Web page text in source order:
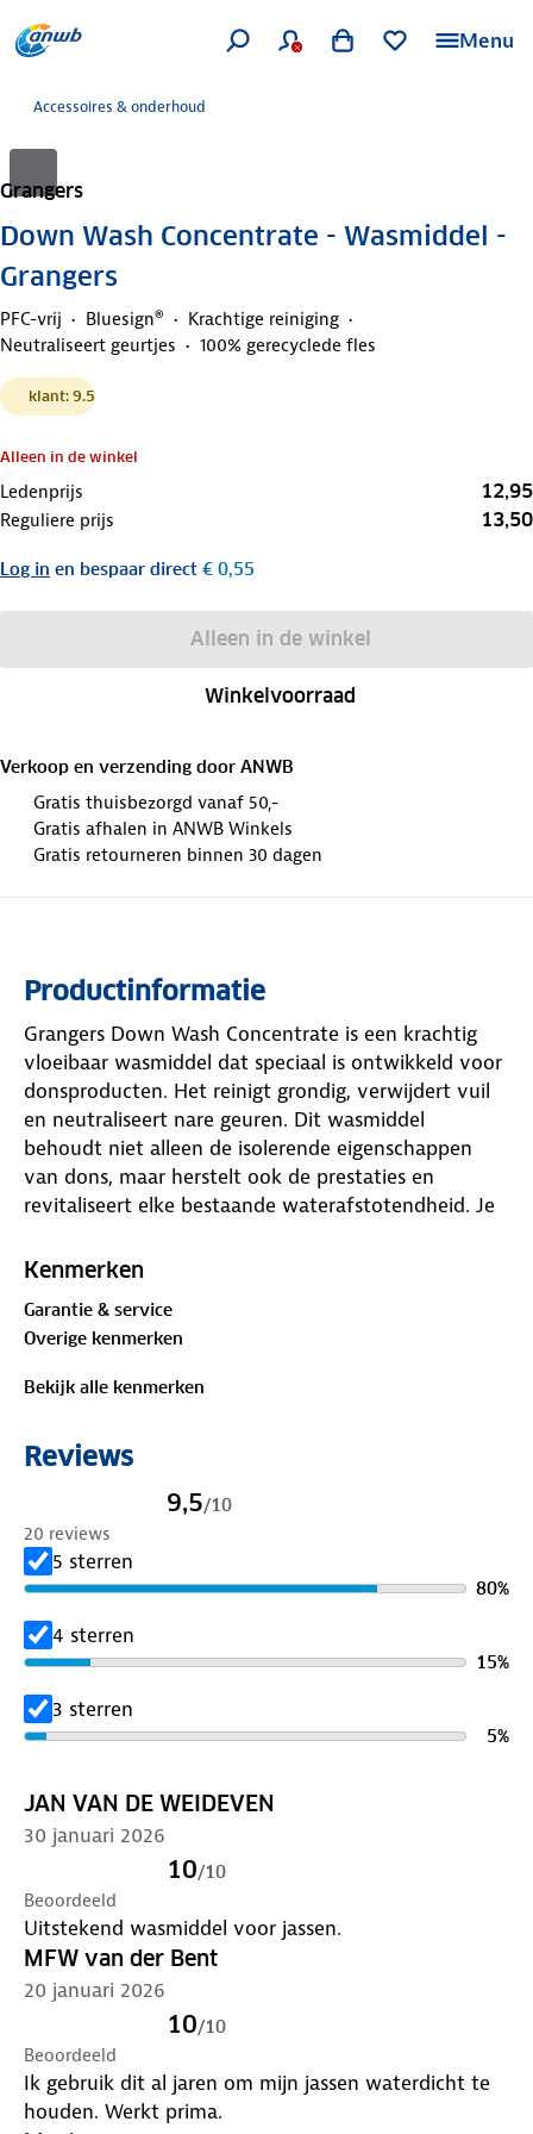
Menu
Accessoires & onderhoud
Grangers
Down Wash Concentrate - Wasmiddel -
Grangers
PFC-vrij Bluesign®
Krachtige reiniging
Neutraliseert geurtjes
100% gerecyclede fles
klant: 9.5
Alleen in de winkel
Ledenprijs 12,95
Reguliere prijs 13,50
Log in en bespaar direct € 0,55
Alleen in de winkel
Winkelvoorraad
Verkoop en verzending door ANWB
Gratis thuisbezorgd vanaf 50,-
Gratis afhalen in ANWB Winkels
Gratis retourneren binnen 30 dagen
Productinformatie
Grangers Down Wash Concentrate is een krachtig
vloeibaar wasmiddel dat speciaal is ontwikkeld voor
donsproducten. Het reinigt grondig, verwijdert vuil
en neutraliseert nare geuren. Dit wasmiddel
behoudt niet alleen de isolerende eigenschappen
van dons, maar herstelt ook de prestaties en
revitaliseert elke bestaande waterafstotendheid. Je
blijven maximaal ademend.
Down Wash laat geen residu achter en werkt net zo
effectief in hard als in zacht water. Het helpt de
zolder van het dons te herstellen, zodat je optimaal
uitvoeren in plaats van 6. De fles is gemaakt van
100% gerecycled materiaal en het product is
Bluesign®-goedgekeurd, wat staat voor
milieuvriendelijkheid en veiligheid. Geef je dons de
zorg die het verdient en bereid je kleding voor op
Down Wash Concentrate.
Kenmerken
Garantie & service
Overige kenmerken
Bekijk alle kenmerken
Reviews
9,5/10
20 reviews
5 sterren
80%
4 sterren
15%
3 sterren
5%
JAN VAN DE WEIDEVEN
30 januari 2026
10/10
Beoordeeld
Uitstekend wasmiddel voor jassen.
MFW van der Bent
20 januari 2026
10/10
Beoordeeld
Ik gebruik dit al jaren om mijn jassen waterdicht te
houden. Werkt prima.